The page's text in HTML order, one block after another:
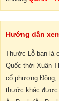
Hướng dẫn
Thước Lỗ ban là
Quốc thời Xuân
cổ phương Đông,
thước khác được